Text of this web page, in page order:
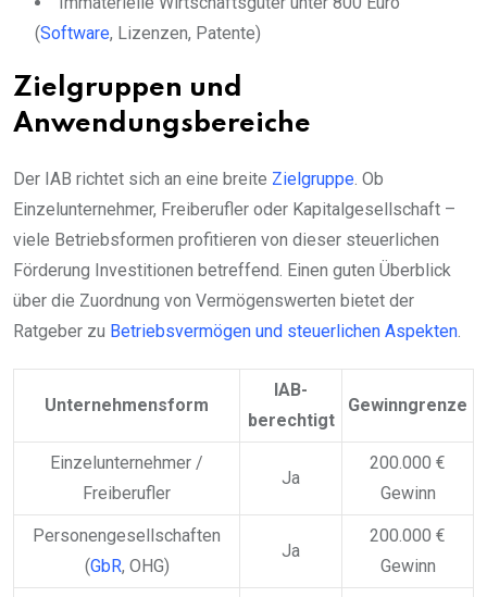
(Software, Lizenzen, Patente)
Zielgruppen und
Anwendungsbereiche
Der IAB richtet sich an eine breite Zielgruppe. Ob
Einzelunternehmer, Freiberufler oder Kapitalgesellschaft –
viele Betriebsformen profitieren von dieser steuerlichen
Förderung Investitionen betreffend. Einen guten Überblick
über die Zuordnung von Vermögenswerten bietet der
Ratgeber zu Betriebsvermögen und steuerlichen Aspekten.
Unternehmensform
IAB-
berechtigt
Gewinngrenze
Einzelunternehmer /
Freiberufler
Ja
200.000 €
Gewinn
Personengesellschaften
(GbR, OHG)
Ja
200.000 €
Gewinn